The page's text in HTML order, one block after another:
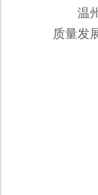
温
质量发